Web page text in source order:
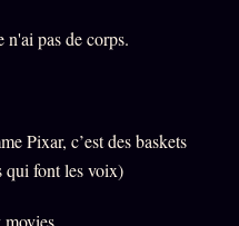
n'ai pas de corps.
Pixar, c’est des baskets
qui font les voix)
movies